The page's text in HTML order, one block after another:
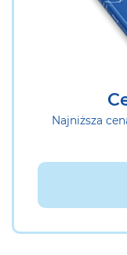
Najniższa